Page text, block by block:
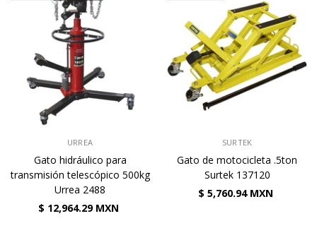
URREA
Gato hidráulico para
transmisión telescópico 500kg
Urrea 2488
$ 12,964.29 MXN
SURTEK
Gato de motocicleta .5ton
Surtek 137120
$ 5,760.94 MXN